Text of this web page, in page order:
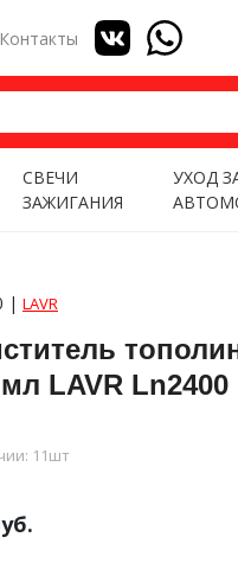
Контакты
СВЕЧИ
ЗАЖИГАНИЯ
УХОД
| LAVR
LAVR Ln2400
11шт